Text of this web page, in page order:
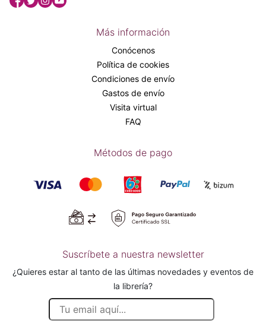
Más información
Conócenos
Política de cookies
Condiciones de envío
Gastos de envío
Visita virtual
FAQ
Métodos de pago
Suscríbete a nuestra newsletter
¿Quieres estar al tanto de las últimas novedades y eventos de
la librería?